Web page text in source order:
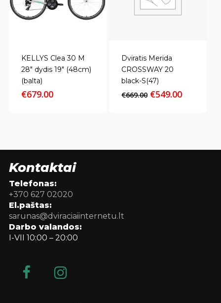
KELLYS Clea 30 M
28″ dydis 19″ (48cm)
(balta)
€679.00
Dviratis Merida
CROSSWAY 20
black-S(47)
€669.00 Original
€549.00Current
Kontaktai
Telefonas:
+370 627 02020
El.paštas:
sarunas@dviraciaiinternetu.lt
Darbo valandos:
I-VII 10:00 – 20:00